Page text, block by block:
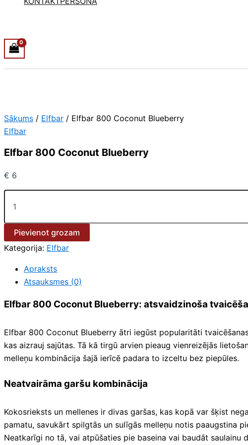
Sākums / Elfbar / Elfbar 800 Coconut Blueberry
Elfbar
Elfbar 800 Coconut Blueberry
€ 6
Pievienot grozam
Kategorija: Elfbar
Apraksts
Atsauksmes (0)
Elfbar 800 Coconut Blueberry: atsvaidzinoša
Elfbar 800 Coconut Blueberry ātri iegūst popularitāti
kas aizrauj sajūtas. Tā kā tirgū arvien pieaug vienreizējās
melleņu kombinācija šajā ierīcē padara to izceltu bez piepūles.
Neatvairāma garšu kombinācija
Kokosrieksts un mellenes ir divas garšas, kas kopā var šķist
pamatu, savukārt spilgtās un sulīgās melleņu notis paaugstina
Neatkarīgi no tā, vai atpūšaties pie baseina vai baudāt